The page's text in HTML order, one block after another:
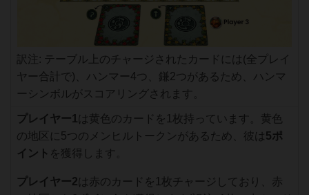
訳注: テーブル上のチャージされたカードには(全プレイ
ヤー合計で)、ハンマー4つ、鎌2つがあるため、ハンマ
ーシンボルがスコアリングされます。
プレイヤー1 は黄色のカードを1枚持っています。黄色
の地区に5つのメンヒルトークンがあるため、彼は 5ポ
イント を獲得します。
プレイヤー2は赤のカードを1枚チャージしており、赤